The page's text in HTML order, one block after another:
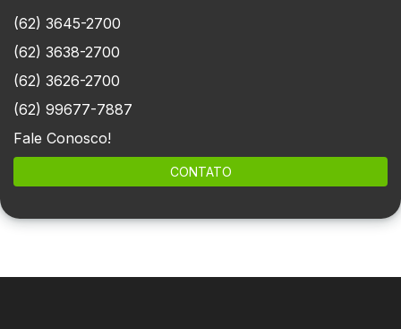
(62) 3645-2700
(62) 3638-2700
(62) 3626-2700
(62) 99677-7887
Fale Conosco!
CONTATO